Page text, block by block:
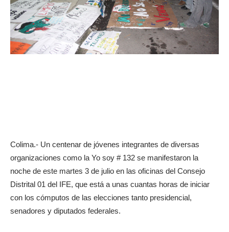
Colima.- Un centenar de jóvenes integrantes de diversas
organizaciones como la Yo soy # 132 se manifestaron la
noche de este martes 3 de julio en las oficinas del Consejo
Distrital 01 del IFE, que está a unas cuantas horas de iniciar
con los cómputos de las elecciones tanto presidencial,
senadores y diputados federales.